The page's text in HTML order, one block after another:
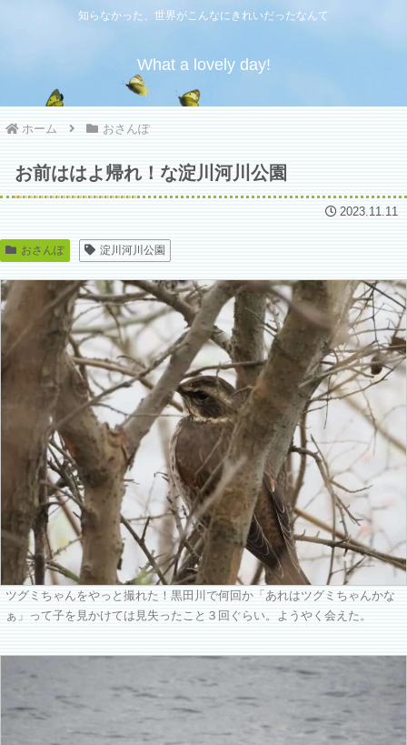
知らなかった、世界がこんなにきれいだったなんて
What a lovely day!
ホーム おさんぽ
お前ははよ帰れ！な淀川河川公園
2023.11.11
おさんぽ 淀川河川公園
ツグミちゃんをやっと撮れた！黒田川で何回か「あれはツグミちゃんかな
ぁ」って子を見かけては見失ったこと３回ぐらい。ようやく会えた。